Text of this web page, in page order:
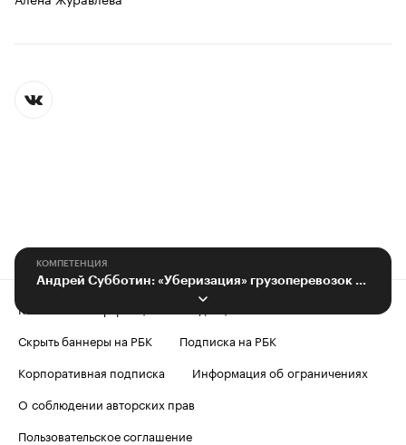
КОМПЕТЕНЦИЯ
Андрей Субботин: «Уберизация» грузоперевозок набирает обороты
Контактная информация
Скрыть баннеры на РБК
Подписка на РБК
Корпоративная подписка
Информация об ограничениях
О соблюдении авторских прав
Пользовательское соглашение